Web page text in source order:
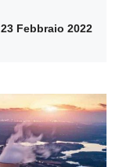
23 Febbraio 2022